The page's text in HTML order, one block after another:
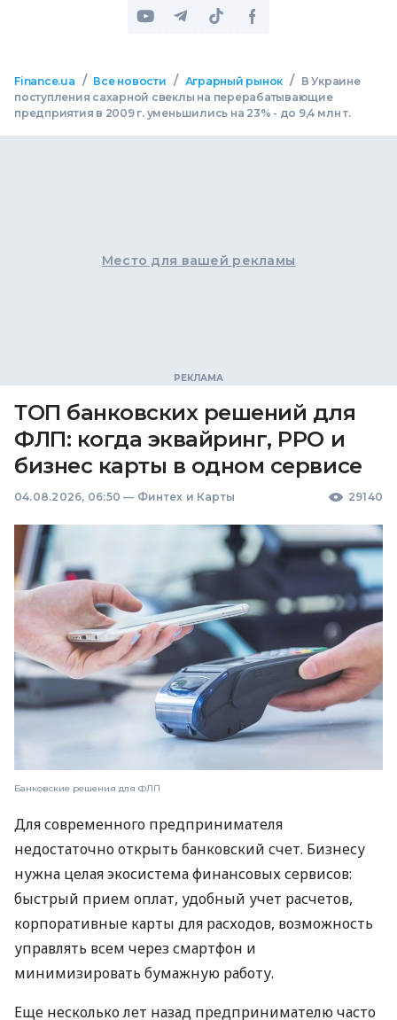
Finance.ua / Все новости / Аграрный рынок /
В Украине
поступления сахарной свеклы на перерабатывающие
предприятия в 2009 г. уменьшились на 23% - до 9,4 млн т.
Место для вашей рекламы
ТОП банковских решений для
ФЛП: когда эквайринг, РРО и
бизнес карты в одном сервисе
04.08.2026, 06:50 — Финтех и Карты 29140
Банковские решения для ФЛП
Для современного предпринимателя
недостаточно открыть банковский счет. Бизнесу
нужна целая экосистема финансовых сервисов:
быстрый прием оплат, удобный учет расчетов,
корпоративные карты для расходов, возможность
управлять всем через смартфон и
минимизировать бумажную работу.
Еще несколько лет назад предпринимателю часто